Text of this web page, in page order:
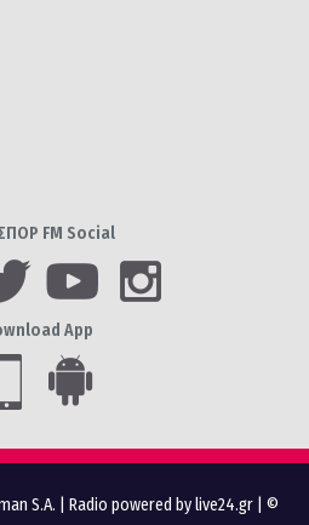
FM Social
App
S.A. Radio powered by live24.gr | ©